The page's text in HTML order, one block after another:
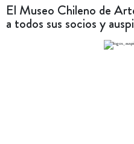
El Museo Chileno de
a todos sus socios y